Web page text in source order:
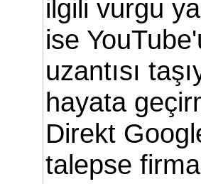
ilgili vurgu
ise
uzantısı
hayata
Direkt
talepse